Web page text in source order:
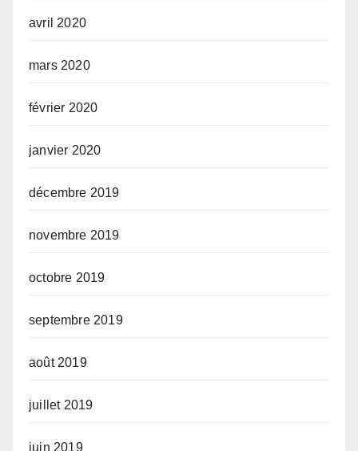
avril 2020
mars 2020
février 2020
janvier 2020
décembre 2019
novembre 2019
octobre 2019
septembre 2019
août 2019
juillet 2019
juin 2019